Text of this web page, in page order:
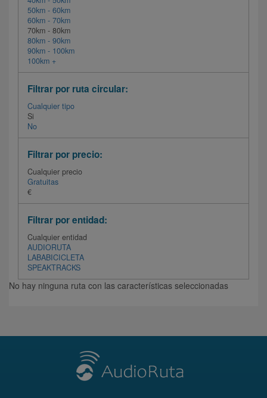
50km - 60km
60km - 70km
70km - 80km
80km - 90km
90km - 100km
100km +
Filtrar por ruta circular:
Cualquier tipo
Si
No
Filtrar por precio:
Cualquier precio
Gratuitas
€
Filtrar por entidad:
Cualquier entidad
AUDIORUTA
LABABICICLETA
SPEAKTRACKS
No hay ninguna ruta con las características seleccionadas